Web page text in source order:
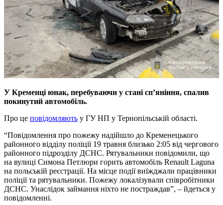
У Кременці юнак, перебуваючи у стані сп’яніння, спалив
покинутий автомобіль.
Про це повідомляють у ГУ НП у Тернопільській області.
“Повідомлення про пожежу надійшло до Кременецького
районного відділу поліції 19 травня близько 2:05 від чергового
районного підрозділу ДСНС. Рятувальники повідомили, що
на вулиці Симона Петлюри горить автомобіль Renault Laguna
на польській реєстрації. На місце події виїжджали працівники
поліції та рятувальники. Пожежу локалізували співробітники
ДСНС. Унаслідок займання ніхто не постраждав”, – йдеться у
повідомленні.